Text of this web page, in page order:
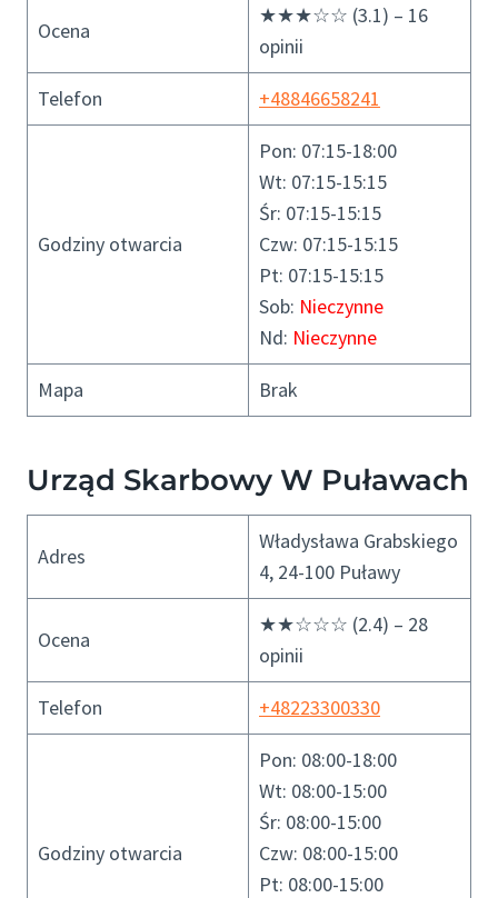
Ocena
★★★☆☆ (3.1) – 16
opinii
Telefon +48846658241
Godziny otwarcia
Pon: 07:15-18:00
Wt: 07:15-15:15
Śr: 07:15-15:15
Czw: 07:15-15:15
Pt: 07:15-15:15
Sob: Nieczynne
Nd: Nieczynne
Mapa Brak
Urząd Skarbowy W Puławach
Adres
Władysława Grabskiego
4, 24-100 Puławy
Ocena
★★☆☆☆ (2.4) – 28
opinii
Telefon +48223300330
Godziny otwarcia
Pon: 08:00-18:00
Wt: 08:00-15:00
Śr: 08:00-15:00
Czw: 08:00-15:00
Pt: 08:00-15:00